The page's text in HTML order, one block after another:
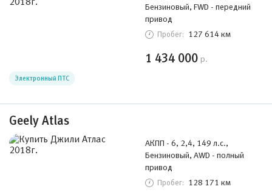
Бензиновый, FWD - передний
привод
Пробег: 127 614 км
1 434 000 р.
Электронный ПТС
Geely Atlas
АКПП - 6, 2,4, 149 л.с.,
Бензиновый, AWD - полный
привод
Пробег: 128 171 км